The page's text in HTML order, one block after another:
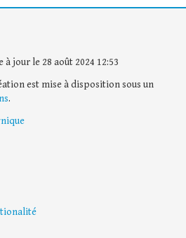
jour le 28 août 2024 12:53
est mise à disposition sous un
.